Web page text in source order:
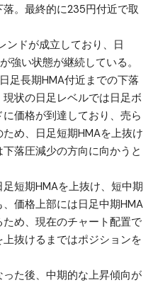
。最終的に235円付近で取
ンドが成立しており、日
強い状態が継続している。
足長期HMA付近までの下落
状の日足レベルでは日足ボ
価格が到達しており、売ら
め、日足短期HMAを上抜け
落圧減少の方向に向かうと
短期HMAを上抜け、短中期
価格上部には日足中期HMA
め、現在のチャート配置で
抜けるまではポジションを
た後、中期的な上昇傾向が